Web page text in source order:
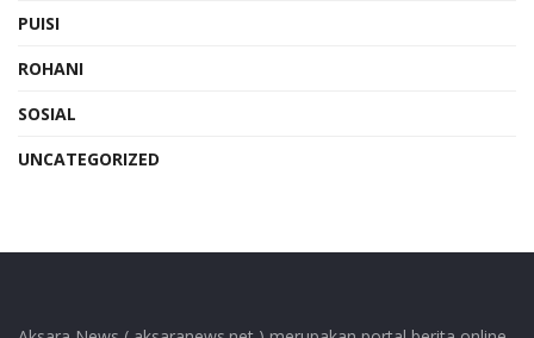
PUISI
ROHANI
SOSIAL
UNCATEGORIZED